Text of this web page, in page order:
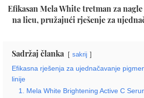
Efikasan Mela White tretman za
na licu, pružajući rješenje za
Sadržaj članka sakrij
Efikasna rješenja za ujednačavanje
linije
1. Mela White Brightening Active C